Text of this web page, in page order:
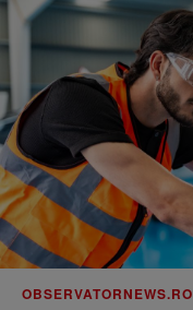
OBSERVATORNEWS.RO